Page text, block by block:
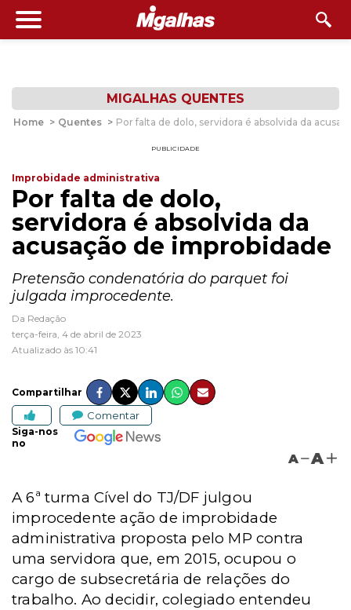
MIGALHAS QUENTES
Home > Quentes > Por falta de dolo, servidora é absolvida da
PUBLICIDADE
Improbidade administrativa
Por falta de dolo,
servidora é absolvida da
acusação de improbidade
Pretensão condenatória do parquet foi
julgada improcedente.
Da Redação
terça-feira, 4 de abril de 2023
Atualizado às 10:41
Compartilhar
Comentar
Siga-nos
no
A A
A 6ª turma Cível do TJ/DF julgou
improcedente ação de improbidade
administrativa proposta pelo MP contra
uma servidora que, em 2015, ocupou o
cargo de subsecretária de relações do
trabalho. Ao decidir, colegiado entendeu